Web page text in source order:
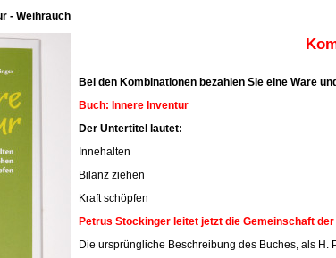
- Weihrauch
Bei den Kombinationen bezahlen Sie eine Ware
Buch: Innere Inventur
Der Untertitel lautet:
Innehalten
Bilanz ziehen
Kraft schöpfen
Petrus Stockinger leitet jetzt die Gemeinschaft
Die ursprüngliche Beschreibung des Buches, als H.